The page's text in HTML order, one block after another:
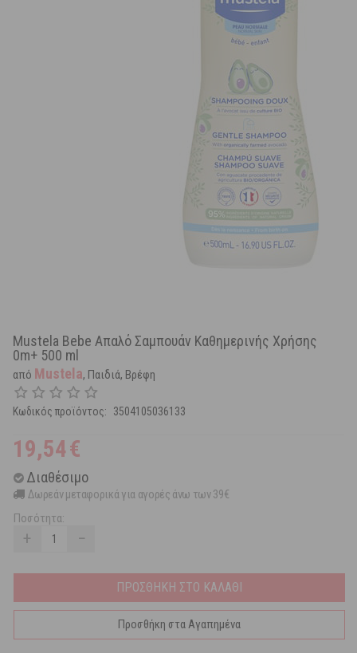
Mustela Bebe Απαλό Σαμπουάν Καθημερινής Χρήσης
0m+ 500 ml
από Mustela, Παιδιά, Βρέφη
Κωδικός προϊόντος: 3504105036133
19,54€
Διαθέσιμο
Δωρεάν μεταφορικά για αγορές άνω των 39€
Ποσότητα:
+ −
ΠΡΟΣΘΗΚΗ ΣΤΟ ΚΑΛΑΘΙ
Προσθήκη στα Αγαπημένα